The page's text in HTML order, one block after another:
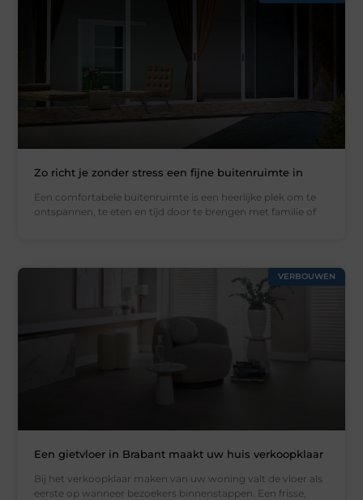
Zo richt je zonder stress een fijne buitenruimte in
Een comfortabele buitenruimte is een heerlijke plek om te
ontspannen, te eten en tijd door te brengen met familie of
VERBOUWEN
Een gietvloer in Brabant maakt uw huis verkoopklaar
Bij het verkoopklaar maken van uw woning valt de vloer als
eerste op wanneer bezoekers binnenstappen. Een frisse,